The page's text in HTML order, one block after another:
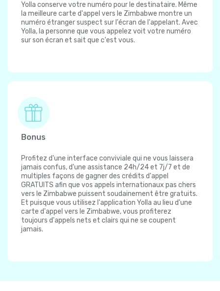
Yolla conserve votre numéro pour le destinataire. Même
la meilleure carte d'appel vers le Zimbabwe montre un
numéro étranger suspect sur l'écran de l'appelant. Avec
Yolla, la personne que vous appelez voit votre numéro
sur son écran et sait que c'est vous.
Bonus
Profitez d'une interface conviviale qui ne vous laissera
jamais confus, d'une assistance 24h/24 et 7j/7 et de
multiples façons de gagner des crédits d'appel
GRATUITS afin que vos appels internationaux pas chers
vers le Zimbabwe puissent soudainement être gratuits.
Et puisque vous utilisez l'application Yolla au lieu d'une
carte d'appel vers le Zimbabwe, vous profiterez
toujours d'appels nets et clairs qui ne se coupent
jamais.